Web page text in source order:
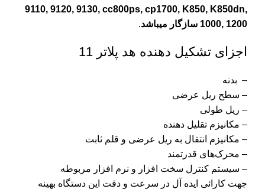
9110, 9120, 9130, cc800ps, cp1700, K850, K850dn,
1000, 1200 سازگار میباشد.
اجزای تشکیل دهنده هد پلاتر 11
– بدنه
– سطح ریل عرضی
– ریل طولی
– مکانیزم تقلیل دهنده
– مکانیزم انتقال به ریل عرضی و قلم ثابت
– محرک‌های قدرتمند
– سیستم کنترل سخت افزار و نرم افزار مربوطه
جهت کارائی ایده آل در سرعت و دقت این دستگاه بهینه